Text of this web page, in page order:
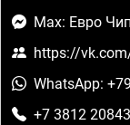
Max: Евро
https://
WhatsApp:
+7 3812